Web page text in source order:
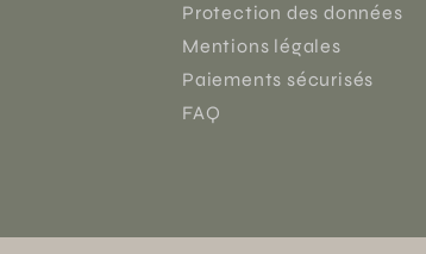
Protection des données
Mentions légales
Paiements sécurisés
FAQ